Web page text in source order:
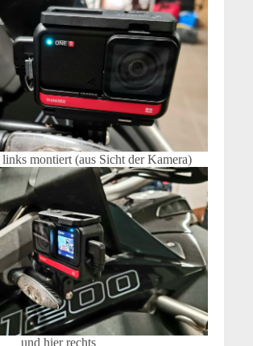
montiert (aus Sicht der Kamera)
und hier rechts